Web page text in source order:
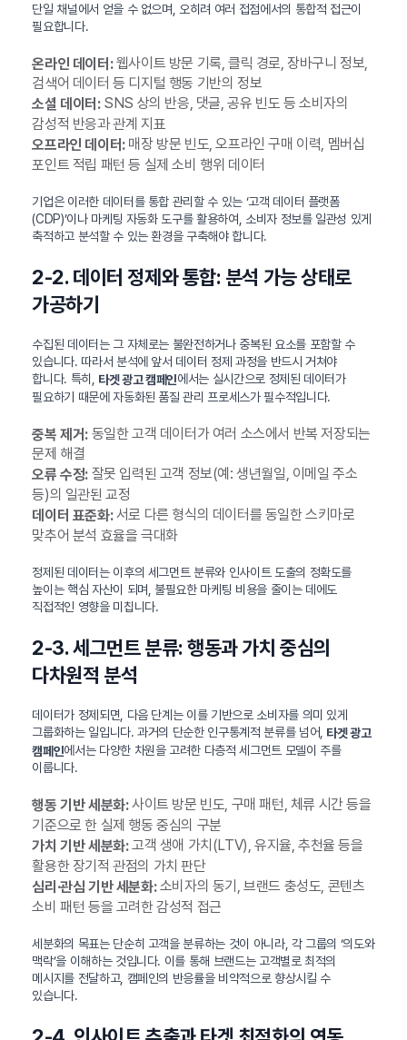
단일 채널에서 얻을 수 없으며, 오히려 여러 접점에서의 통합적 접근이
필요합니다.
온라인 데이터:웹사이트 방문 기록, 클릭 경로, 장바구니 정보,
검색어 데이터 등 디지털 행동 기반의 정보
소셜 데이터:SNS 상의 반응, 댓글, 공유 빈도 등 소비자의
감성적 반응과 관계 지표
오프라인 데이터:매장 방문 빈도, 오프라인 구매 이력, 멤버십
포인트 적립 패턴 등 실제 소비 행위 데이터
기업은 이러한 데이터를 통합 관리할 수 있는 ‘고객 데이터 플랫폼
(CDP)’이나 마케팅 자동화 도구를 활용하여, 소비자 정보를 일관성 있게
축적하고 분석할 수 있는 환경을 구축해야 합니다.
2-2. 데이터 정제와 통합: 분석 가능 상태로
가공하기
수집된 데이터는 그 자체로는 불완전하거나 중복된 요소를 포함할 수
있습니다. 따라서 분석에 앞서 데이터 정제 과정을 반드시 거쳐야
합니다. 특히, 타겟 광고 캠페인에서는 실시간으로 정제된 데이터가
필요하기 때문에 자동화된 품질 관리 프로세스가 필수적입니다.
중복 제거:동일한 고객 데이터가 여러 소스에서 반복 저장되는
문제 해결
오류 수정:잘못 입력된 고객 정보(예: 생년월일, 이메일 주소
등)의 일관된 교정
데이터 표준화:서로 다른 형식의 데이터를 동일한 스키마로
맞추어 분석 효율을 극대화
정제된 데이터는 이후의 세그먼트 분류와 인사이트 도출의 정확도를
높이는 핵심 자산이 되며, 불필요한 마케팅 비용을 줄이는 데에도
직접적인 영향을 미칩니다.
2-3. 세그먼트 분류: 행동과 가치 중심의
다차원적 분석
데이터가 정제되면, 다음 단계는 이를 기반으로 소비자를 의미 있게
그룹화하는 일입니다. 과거의 단순한 인구통계적 분류를 넘어, 타겟 광고
캠페인에서는 다양한 차원을 고려한 다층적 세그먼트 모델이 주를
이룹니다.
행동 기반 세분화:사이트 방문 빈도, 구매 패턴, 체류 시간 등을
기준으로 한 실제 행동 중심의 구분
가치 기반 세분화:고객 생애 가치(LTV), 유지율, 추천율 등을
활용한 장기적 관점의 가치 판단
심리·관심 기반 세분화:소비자의 동기, 브랜드 충성도, 콘텐츠
소비 패턴 등을 고려한 감성적 접근
세분화의 목표는 단순히 고객을 분류하는 것이 아니라, 각 그룹의 ‘의도와
맥락’을 이해하는 것입니다. 이를 통해 브랜드는 고객별로 최적의
메시지를 전달하고, 캠페인의 반응률을 비약적으로 향상시킬 수
있습니다.